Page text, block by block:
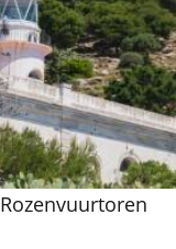
Rozenvuurtoren